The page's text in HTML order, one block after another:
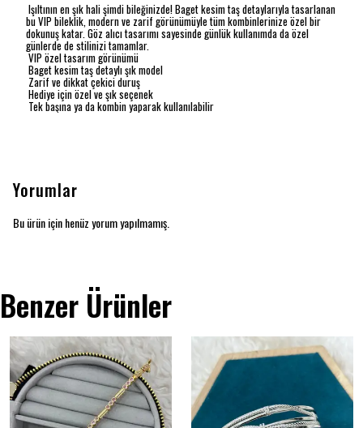
Işıltının en şık hali şimdi bileğinizde! Baget kesim taş detaylarıyla tasarlanan
bu VIP bileklik, modern ve zarif görünümüyle tüm kombinlerinize özel bir
dokunuş katar. Göz alıcı tasarımı sayesinde günlük kullanımda da özel
günlerde de stilinizi tamamlar.
VIP özel tasarım görünümü
Baget kesim taş detaylı şık model
Zarif ve dikkat çekici duruş
Hediye için özel ve şık seçenek
Tek başına ya da kombin yaparak kullanılabilir
Yorumlar
Bu ürün için henüz yorum yapılmamış.
Benzer Ürünler